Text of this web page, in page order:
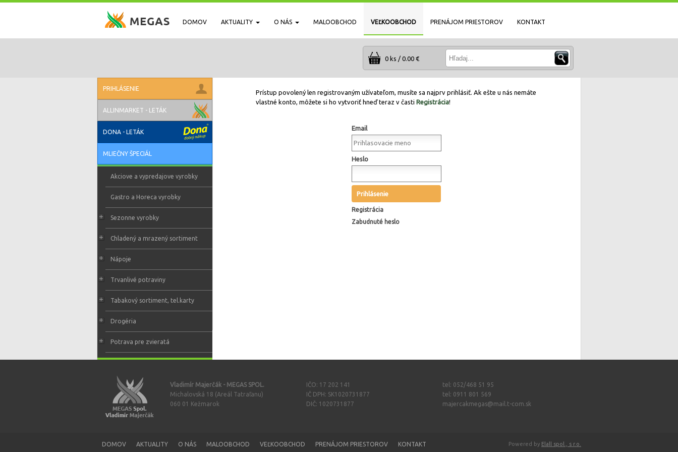
DOMOV AKTUALITY O NÁS MALOOBCHOD VEĽKOOBCHOD PRENÁJOM PRIESTOROV KONTAKT
0 ks / 0.00 €
PRIHLÁSENIE
ALLINMARKET - LETÁK
DONA - LETÁK
MLIEČNY ŠPECIÁL
Akciove a vypredajove vyrobky
Gastro a Horeca vyrobky
Sezonne vyrobky
Chladený a mrazený sortiment
Nápoje
Trvanlivé potraviny
Tabakový sortiment, tel.karty
Drogéria
Potrava pre zvieratá
Prístup povolený len registrovaným užívateľom, musíte sa najprv prihlásiť. Ak ešte u nás nemáte
vlastné konto, môžete si ho vytvoriť hneď teraz v časti Registrácia!
Email
Heslo
Prihlásenie
Registrácia
Zabudnuté heslo
Vladimír Majerčák - MEGAS SPOL.
Michalovská 18 (Areál Tatraľanu)
060 01 Kežmarok
IČO: 17 202 141
IČ DPH: SK1020731877
DIČ: 1020731877
tel: 052/468 51 95
tel: 0911 801 569
majercakmegas@mail.t-com.sk
DOMOV AKTUALITY O NÁS MALOOBCHOD VEĽKOOBCHOD PRENÁJOM PRIESTOROV KONTAKT Powered by Elall spol., s r.o.